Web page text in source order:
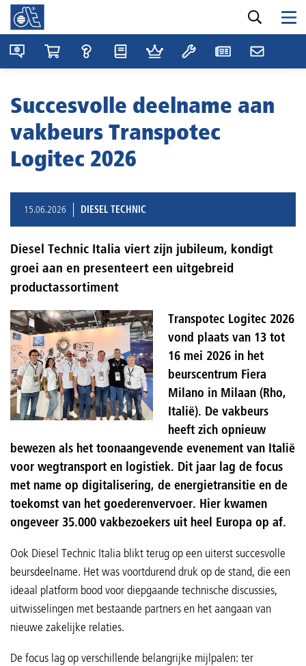
Succesvolle deelname aan
vakbeurs Transpotec
Logitec 2026
15.06.2026 DIESEL TECHNIC
Diesel Technic Italia viert zijn jubileum, kondigt
groei aan en presenteert een uitgebreid
productassortiment
Transpotec Logitec 2026
vond plaats van 13 tot
16 mei 2026 in het
beurscentrum Fiera
Milano in Milaan (Rho,
Italië). De vakbeurs
heeft zich opnieuw
bewezen als het toonaangevende evenement van Italië
voor wegtransport en logistiek. Dit jaar lag de focus
met name op digitalisering, de energietransitie en de
toekomst van het goederenvervoer. Hier kwamen
ongeveer 35.000 vakbezoekers uit heel Europa op af.
Ook Diesel Technic Italia blikt terug op een uiterst succesvolle
beursdeelname. Het was voortdurend druk op de stand, die een
ideaal platform bood voor diepgaande technische discussies,
uitwisselingen met bestaande partners en het aangaan van
nieuwe zakelijke relaties.
De focus lag op verschillende belangrijke mijlpalen: ter